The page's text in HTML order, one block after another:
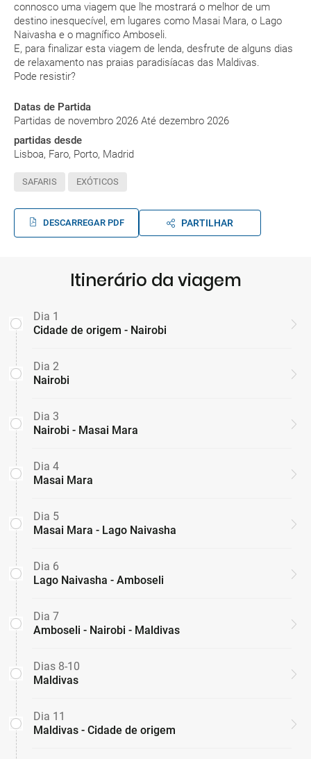
connosco uma viagem que lhe mostrará o melhor de um
destino inesquecível, em lugares como Masai Mara, o Lago
Naivasha e o magnífico Amboseli.
E, para finalizar esta viagem de lenda, desfrute de alguns dias
de relaxamento nas praias paradisíacas das Maldivas.
Pode resistir?
Datas de Partida
Partidas de novembro 2026 Até dezembro 2026
partidas desde
Lisboa, Faro, Porto, Madrid
SAFARIS EXÓTICOS
DESCARREGAR PDF PARTILHAR
Itinerário da viagem
Dia 1
Cidade de origem - Nairobi
Dia 2
Nairobi
Dia 3
Nairobi - Masai Mara
Dia 4
Masai Mara
Dia 5
Masai Mara - Lago Naivasha
Dia 6
Lago Naivasha - Amboseli
Dia 7
Amboseli - Nairobi - Maldivas
Dias 8-10
Maldivas
Dia 11
Maldivas - Cidade de origem